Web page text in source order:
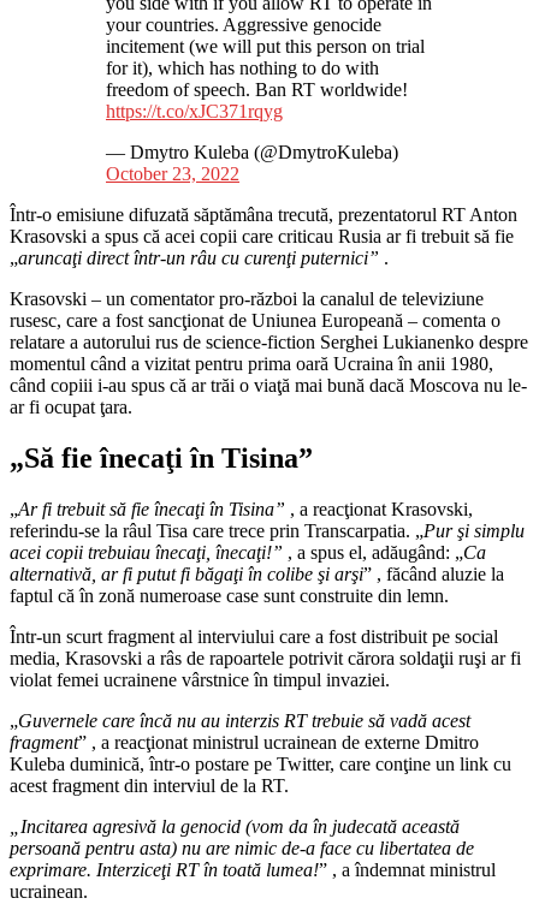
your countries. Aggressive genocide
incitement (we will put this person on trial
for it), which has nothing to do with
freedom of speech. Ban RT worldwide!
https://t.co/xJC371rqyg
— Dmytro Kuleba (@DmytroKuleba)
October 23, 2022
Într-o emisiune difuzată săptămâna trecută, prezentatorul RT Anton
Krasovski a spus că acei copii care criticau Rusia ar fi trebuit să fie
„aruncaţi direct într-un râu cu curenţi puternici” .
Krasovski – un comentator pro-război la canalul de televiziune
rusesc, care a fost sancţionat de Uniunea Europeană – comenta o
relatare a autorului rus de science-fiction Serghei Lukianenko despre
momentul când a vizitat pentru prima oară Ucraina în anii 1980,
când copiii i-au spus că ar trăi o viaţă mai bună dacă Moscova nu le-
ar fi ocupat ţara.
„Să fie înecaţi în Tisina”
„Ar fi trebuit să fie înecaţi în Tisina” , a reacţionat Krasovski,
referindu-se la râul Tisa care trece prin Transcarpatia. „Pur şi simplu
acei copii trebuiau înecaţi, înecaţi!” , a spus el, adăugând: „Ca
alternativă, ar fi putut fi băgaţi în colibe şi arşi” , făcând aluzie la
faptul că în zonă numeroase case sunt construite din lemn.
Într-un scurt fragment al interviului care a fost distribuit pe social
media, Krasovski a râs de rapoartele potrivit cărora soldaţii ruşi ar fi
violat femei ucrainene vârstnice în timpul invaziei.
„Guvernele care încă nu au interzis RT trebuie să vadă acest
fragment” , a reacţionat ministrul ucrainean de externe Dmitro
Kuleba duminică, într-o postare pe Twitter, care conţine un link cu
acest fragment din interviul de la RT.
„Incitarea agresivă la genocid (vom da în judecată această
persoană pentru asta) nu are nimic de-a face cu libertatea de
exprimare. Interziceţi RT în toată lumea!” , a îndemnat ministrul
ucrainean.